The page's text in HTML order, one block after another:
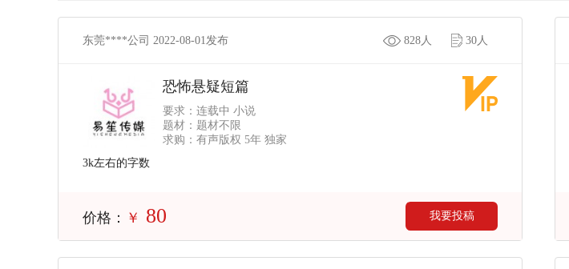
东莞****公司 2022-08-01发布 828人 30人
恐怖悬疑短篇
要求：连载中 小说
题材：题材不限
求购：有声版权 5年 独家
3k左右的字数
价格： ￥ 80 我要投稿